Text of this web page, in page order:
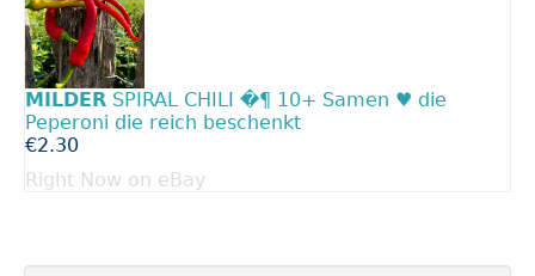
MILDER SPIRAL CHILI �¶️ 10+ Samen ♥️ die
Peperoni die reich beschenkt
€2.30
Right Now on eBay